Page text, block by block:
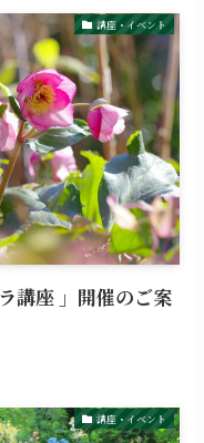
講座・イベント
講座 」開催のご案
講座・イベント